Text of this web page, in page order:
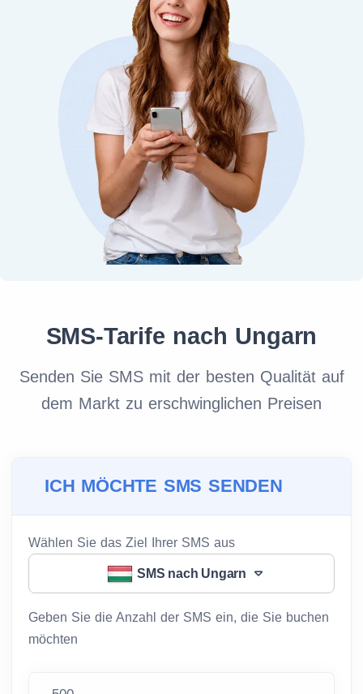
SMS-Tarife nach Ungarn
Senden Sie SMS mit der besten Qualität auf
dem Markt zu erschwinglichen Preisen
ICH MÖCHTE SMS SENDEN
Wählen Sie das Ziel Ihrer SMS aus
SMS nach Ungarn
Geben Sie die Anzahl der SMS ein, die Sie buchen
möchten